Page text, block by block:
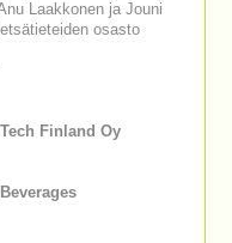
Laakkonen ja Jouni
osasto
Finland Oy